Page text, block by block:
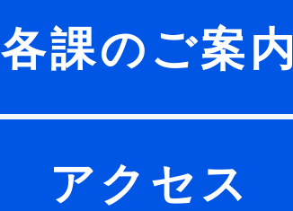
各課のご案内
アクセス